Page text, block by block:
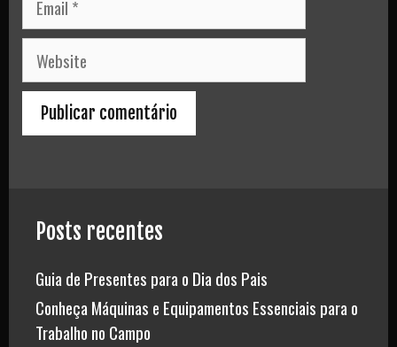
Website
Posts recentes
Guia de Presentes para o Dia dos Pais
Conheça Máquinas e Equipamentos Essenciais para o
Trabalho no Campo